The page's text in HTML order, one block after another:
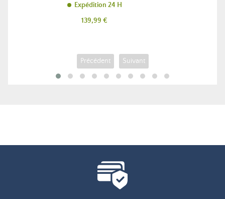
Expédition 24 H
Prix
139,99 €
Précédent Suivant